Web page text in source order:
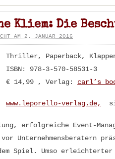
Kliem: Die
AM 2. JANUAR 2016
Thriller, Paperback,
ISBN: 978-3-570-58531-3
€ 14,99 , Verlag: carl’s
www.leporello-verlag.de,
erfolgreiche Event-
Unternehmensberatern
Spiel. Umso erleichterter